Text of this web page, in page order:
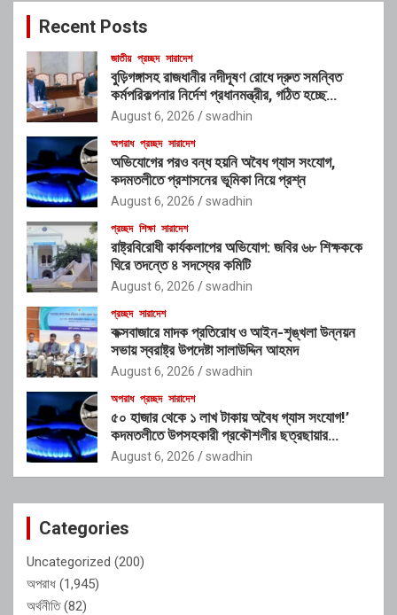
c
Recent Posts
জাতীয় প্রচ্ছদ সারাদেশ
বুড়িগঙ্গাসহ রাজধানীর নদীদূষণ রোধে দ্রুত সমন্বিত
কর্মপরিকল্পনার নির্দেশ প্রধানমন্ত্রীর, গঠিত হচ্ছে
আন্তঃসংস্থা সমন্বয় কমিটি
August 6, 2026 swadhin
অপরাধ প্রচ্ছদ সারাদেশ
অভিযোগের পরও বন্ধ হয়নি অবৈধ গ্যাস সংযোগ,
কদমতলীতে প্রশাসনের ভূমিকা নিয়ে প্রশ্ন
August 6, 2026 swadhin
প্রচ্ছদ শিক্ষা সারাদেশ
রাষ্ট্রবিরোধী কার্যকলাপের অভিযোগ: জবির ৬৮ শিক্ষককে
ঘিরে তদন্তে ৪ সদস্যের কমিটি
August 6, 2026 swadhin
প্রচ্ছদ সারাদেশ
কক্সবাজারে মাদক প্রতিরোধ ও আইন-শৃঙ্খলা উন্নয়ন
সভায় স্বরাষ্ট্র উপদেষ্টা সালাউদ্দিন আহমদ
August 6, 2026 swadhin
অপরাধ প্রচ্ছদ সারাদেশ
৫০ হাজার থেকে ১ লাখ টাকায় অবৈধ গ্যাস সংযোগ!’
কদমতলীতে উপসহকারী প্রকৌশলীর ছত্রছায়ার
অভিযোগ
August 6, 2026 swadhin
Categories
Uncategorized (200)
অপরাধ (1,945)
অর্থনীতি(82)